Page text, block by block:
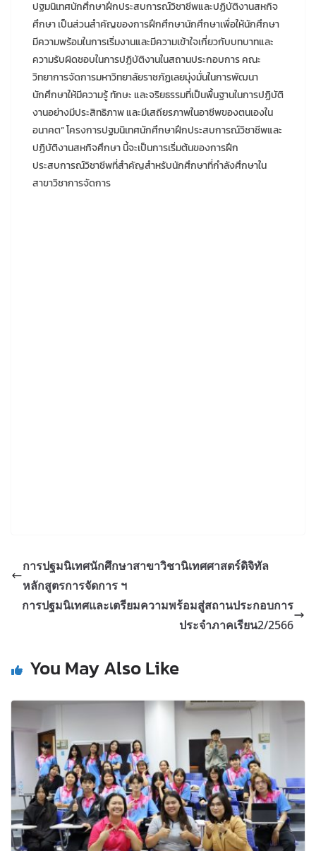
ปฐมนิเทศนักศึกษาฝึกประสบการณ์วิชาชีพและปฏิบัติงานสหกิจ
ศึกษา เป็นส่วนสำคัญของการฝึกศึกษานักศึกษาเพื่อให้นักศึกษา
มีความพร้อมในการเริ่มงานและมีความเข้าใจเกี่ยวกับบทบาทและ
ความรับผิดชอบในการปฏิบัติงานในสถานประกอบการ คณะ
วิทยาการจัดการมหาวิทยาลัยราชภัฏเลยมุ่งมั่นในการพัฒนา
นักศึกษาให้มีความรู้ ทักษะ และจริยธรรมที่เป็นพื้นฐานในการปฏิบัติ
งานอย่างมีประสิทธิภาพ และมีเสถียรภาพในอาชีพของตนเองใน
อนาคต” โครงการปฐมนิเทศนักศึกษาฝึกประสบการณ์วิชาชีพและ
ปฏิบัติงานสหกิจศึกษา นี้จะเป็นการเริ่มต้นของการฝึก
ประสบการณ์วิชาชีพที่สำคัญสำหรับนักศึกษาที่กำลังศึกษาใน
สาขาวิชาการจัดการ
การปฐมนิเทศนักศึกษาสาขาวิชานิเทศศาสตร์ดิจิทัล
หลักสูตรการจัดการ ฯ
การปฐมนิเทศและเตรียมความพร้อมสู่สถานประกอบการ
ประจำภาคเรียน2/2566
You May Also Like